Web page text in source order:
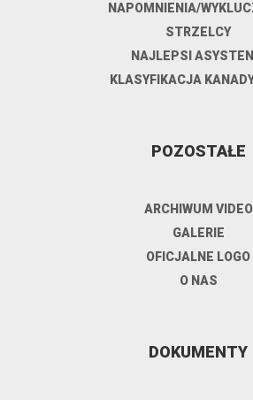
NAPOMNIENIA/
STRZELCY
NAJLEPSI
KLASYFIKACJA
POZOSTAŁE
ARCHIWUM VIDEO
GALERIE
OFICJALNE LOGO
O NAS
DOKUMENTY